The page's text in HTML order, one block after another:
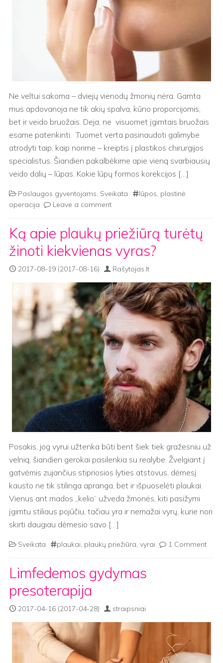
Ne veltui sakoma – dviejų vienodų žmonių nėra. Gamta
mus apdovanoja ne tik akių spalva, kūno proporcijomis,
bet ir veido bruožais. Deja, ne visuomet įgimtais bruožais
esame patenkinti. Tuomet verta pasinaudoti galimybe
atrodyti taip, kaip norime – kreiptis į plastikos chirurgijos
specialistus. Šiandien pakalbėkime apie vieną svarbiausių
veido dalių – lūpas. Kokie lūpų formos korekcijos […]
Paslaugos gyventojams, Sveikata lūpos, plastinė
operacija
Leave a comment
Ką apie plaukų priežiūrą turėtų
žinoti kiekvienas vyras?
2017-08-19 (2017-08-16) Rašytojas.lt
Posakis, jog vyrui užtenka būti bent šiek tiek gražesniu už
velnią, šiandien gerokai pasilenkia su realybe. Žvelgiant į
gatvėmis zujančius stipriosios lyties atstovus, dėmesį
kausto ne tik stilinga apranga, bet ir išpuoselėti plaukai.
Vienus ant mados „kelio“ užveda žmonės, kiti pasižymi
įgimtu stiliaus pojūčiu, tačiau yra ir nemažai vyrų, kurie nori
skirti daugiau dėmesio savo […]
Sveikata plaukai, plaukų priežiūra, vyrai 1 Comment
Limfedemos gydymas
presoterapija
2017-04-16 (2017-04-28) straipsniai